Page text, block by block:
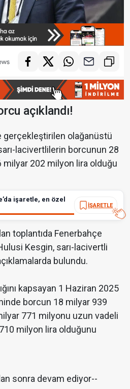
açıklandı!
gerçekleştirilen olağanüstü
lacivertlilerin borcunun 28
milyar 202 milyon lira olduğu
işaretle, en özel
İŞARETLE
toplantıda Fenerbahçe
Kesgin, sarı-lacivertli
bulundu.
kapsayan 1 Haziran 2025
borcun 18 milyar 939
771 milyonu uzun vadeli
milyon lira olduğunu
sonra devam ediyor--